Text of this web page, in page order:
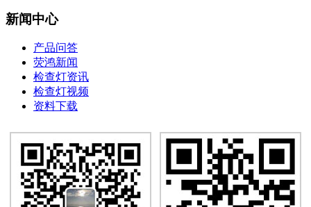
新闻中心
产品问答
荧鸿新闻
检查灯资讯
检查灯视频
资料下载